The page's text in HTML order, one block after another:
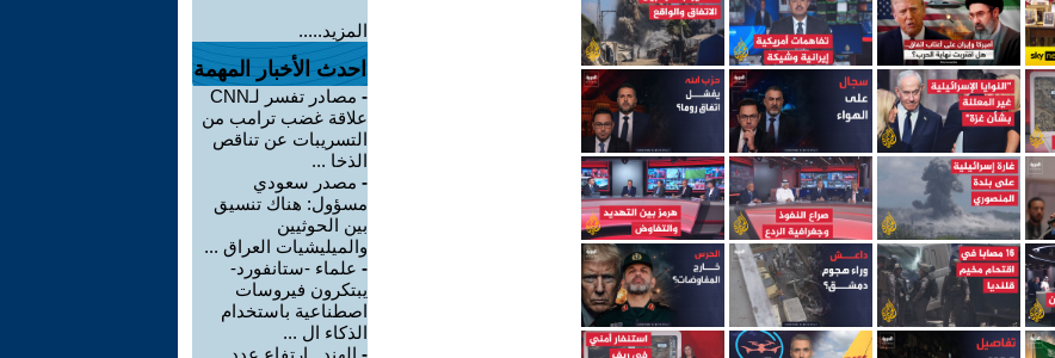
المزيد.....
احدث الأخبار المهمة
-
مصادر تفسر لـCNN
علاقة غضب ترامب من
التسريبات عن تناقص
الذخا ...
- مصدر سعودي
مسؤول: هناك تنسيق
بين الحوثيين
والميليشيات العراق ...
- علماء -ستانفورد-
يبتكرون فيروسات
اصطناعية باستخدام
الذكاء ال ...
- الهند.. ارتفاع عدد